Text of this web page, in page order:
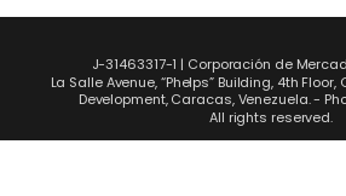
J-31463317-1 | Corporación de
La Salle Avenue, “Phelps” Building, 4th Floor,
Development, Caracas, Venezuela. -
All rights reserved.